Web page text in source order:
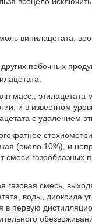
винилацетата;
побочных
масс., этилацетата
и в известном
с удалением
(около 10%), и
смеси газообразных
смесь,
воды, диоксида
в первую